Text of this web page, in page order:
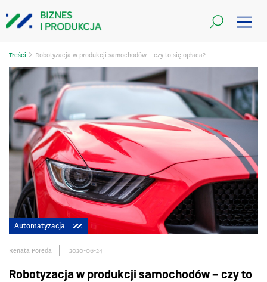
Treści > Robotyzacja w produkcji samochodów – czy to się opłaca?
Automatyzacja
Renata Poreda 2020-06-24
Robotyzacja w produkcji samochodów – czy to